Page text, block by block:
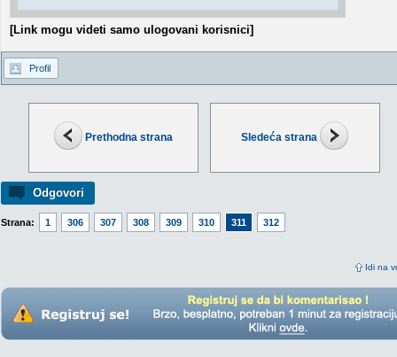
Prethodna strana Sledeća strana
Odgovori
Strana: 1 306 307 308 309 310 311 312
Idi na
[Link mogu videti samo ulogovani korisnici]
Profil